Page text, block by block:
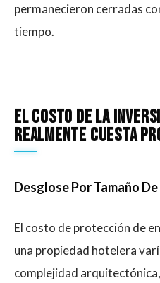
permanecieron cerradas
tiempo.
El Costo De La
Realmente Cuesta
Desglose Por Tamaño
El costo de protección de
una propiedad hotelera
complejidad